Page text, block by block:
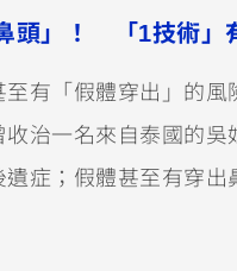
頭」！ 「1技術」
有「假體穿出」的
治一名來自泰國的
症；假體甚至有穿